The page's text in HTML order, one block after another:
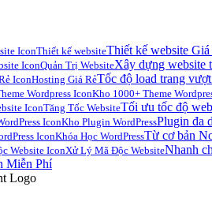
Thiết kế websiteThiết kế website Giá
Quản Trị WebsiteXây dựng website
Hosting Giá RẻTốc độ load trang
Kho 1000+ Theme
Tăng Tốc WebsiteTối ưu tốc độ
Kho Plugin WordPressPlugin đa
Khóa Học WordPressTừ cơ bản
Xử Lý Mã Độc WebsiteNhanh
Miễn Phí